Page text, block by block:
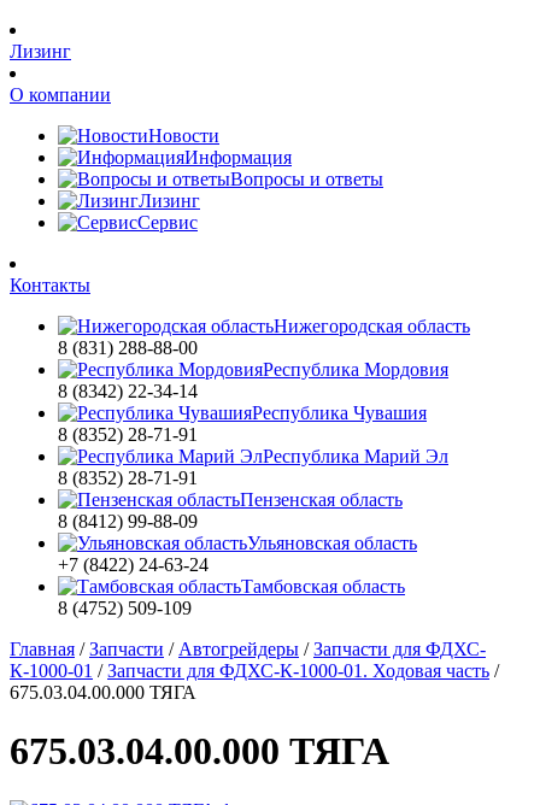
Лизинг
О компании
Новости
Информация
Вопросы и ответы
Лизинг
Сервис
Контакты
Нижегородская область
8 (831) 288-88-00
Республика Мордовия
8 (8342) 22-34-14
Республика Чувашия
8 (8352) 28-71-91
Республика Марий Эл
8 (8352) 28-71-91
Пензенская область
8 (8412) 99-88-09
Ульяновская область
+7 (8422) 24-63-24
Тамбовская область
8 (4752) 509-109
Главная /Запчасти / Автогрейдеры /Запчасти для ФДХС-
К-1000-01 /Запчасти для ФДХС-К-1000-01. Ходовая часть /
675.03.04.00.000 ТЯГА
675.03.04.00.000 ТЯГА